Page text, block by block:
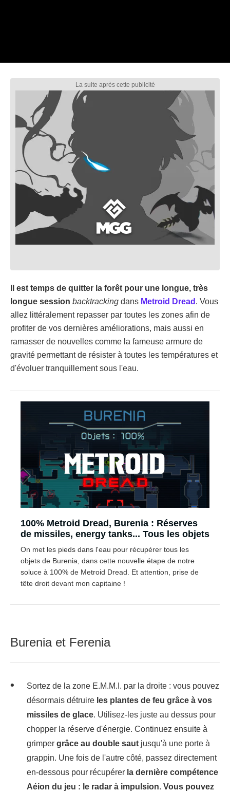
Il est temps de quitter la forêt pour une longue, très
longue session backtracking dans Metroid Dread . Vous
allez littéralement repasser par toutes les zones afin de
profiter de vos dernières améliorations, mais aussi en
ramasser de nouvelles comme la fameuse armure de
gravité permettant de résister à toutes les températures et
d'évoluer tranquillement sous l'eau.
100% Metroid Dread, Burenia : Réserves
de missiles, energy tanks... Tous les objets
On met les pieds dans l'eau pour récupérer tous les
objets de Burenia, dans cette nouvelle étape de notre
soluce à 100% de Metroid Dread. Et attention, prise de
tête droit devant mon capitaine !
Burenia et Ferenia
Sortez de la zone E.M.M.I. par la droite : vous pouvez
désormais détruire les plantes de feu grâce à vos
missiles de glace. Utilisez-les juste au dessus pour
chopper la réserve d'énergie. Continuez ensuite à
grimper grâce au double saut jusqu'à une porte à
grappin. Une fois de l'autre côté, passez directement
en-dessous pour récupérer la dernière compétence
Aéion du jeu : le radar à impulsion. Vous pouvez